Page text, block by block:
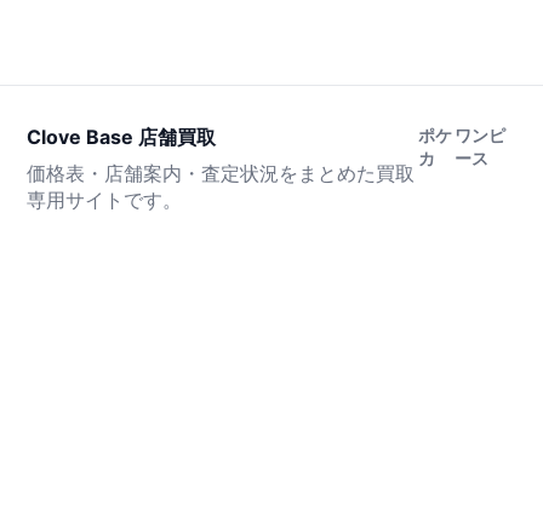
Clove Base 店舗買取
価格表・店舗案内・査定状況をまとめた買取
専用サイトです。
ポケ
カ
ワンピ
ース